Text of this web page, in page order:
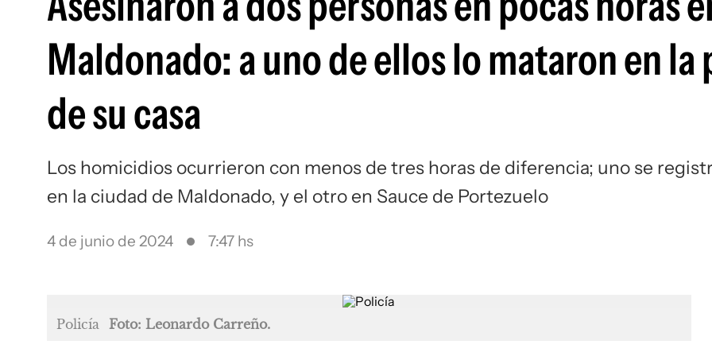
Maldonado: a uno de ellos lo mataron en la
de su casa
Los homicidios ocurrieron con menos de tres horas de diferencia; uno se
en la ciudad de Maldonado, y el otro en Sauce de Portezuelo
4 de junio de 2024 7:47 hs
Policía Foto: Leonardo Carreño.